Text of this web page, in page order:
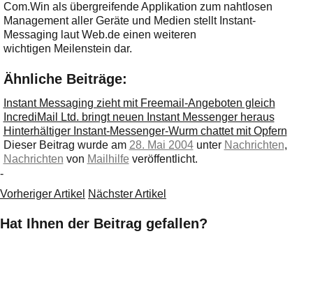
Com.Win als übergreifende Applikation zum nahtlosen
Management aller Geräte und Medien stellt Instant-
Messaging laut Web.de einen weiteren
wichtigen Meilenstein dar.
Ähnliche Beiträge:
Instant Messaging zieht mit Freemail-Angeboten gleich
IncrediMail Ltd. bringt neuen Instant Messenger heraus
Hinterhältiger Instant-Messenger-Wurm chattet mit Opfern
Dieser Beitrag wurde am 28. Mai 2004unter Nachrichten,
Nachrichten von Mailhilfe veröffentlicht.
-
Vorheriger Artikel Nächster Artikel
Hat Ihnen der Beitrag gefallen?